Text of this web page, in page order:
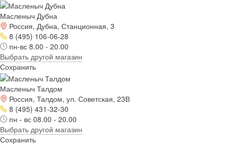
Масленыч Дубна
Россия, Дубна, Станционная, 3
8 (495) 106-06-28
пн-вс 8.00 - 20.00
Выбрать другой магазин
Сохранить
Масленыч Талдом
Россия, Талдом, ул. Советская, 23В
8 (495) 431-32-30
пн - вс 08.00 - 20.00
Выбрать другой магазин
Сохранить